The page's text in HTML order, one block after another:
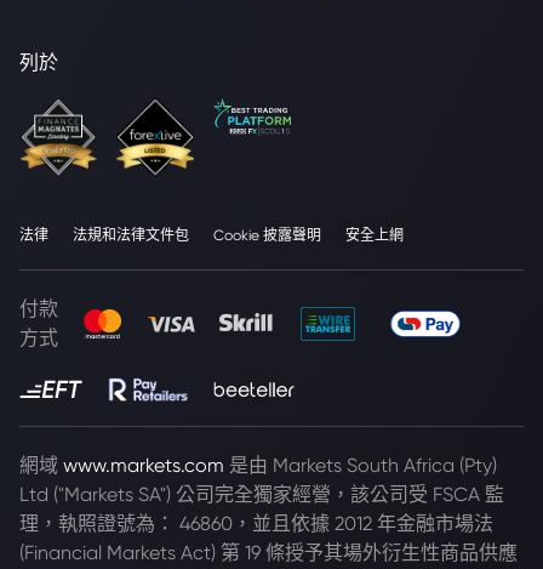
列於
法律 法規和法律文件包 Cookie 披露聲明 安全上網
付款
方式
網域 www.markets.com 是由 Markets South Africa (Pty)
Ltd ("Markets SA") 公司完全獨家經營，該公司受 FSCA 監
理，執照證號為： 46860，並且依據 2012 年金融市場法
(Financial Markets Act) 第 19 條授予其場外衍生性商品供應